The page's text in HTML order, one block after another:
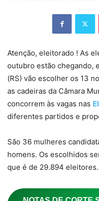
Atenção, eleitorado ! As
outubro estão chegando,
(RS) vão escolher os 13
as cadeiras da Câmara
concorrem às vagas nas
diferentes partidos e
São 36 mulheres
homens. Os escolhidos
que é de 29.894 eleitores.